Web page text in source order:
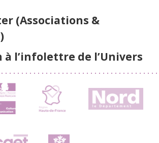
(Associations &
l’infolettre de l’Univers